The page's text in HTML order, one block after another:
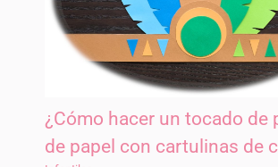
¿Cómo hacer un tocado de
de papel con cartulinas de